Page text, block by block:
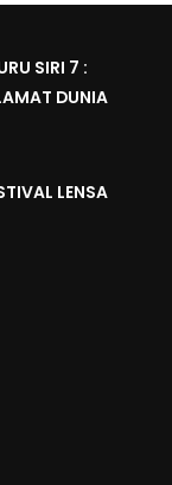
SIRI 7 :
DUNIA
LENSA